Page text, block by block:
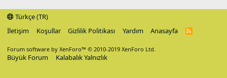
Türkçe (TR)
İletişim
Koşullar Gizlilik Politikası Yardım Anasayfa
R
Forum software by XenForo™ © 2010-2019 XenForo Ltd.
Büyük Forum Kalabalık Yalnızlık